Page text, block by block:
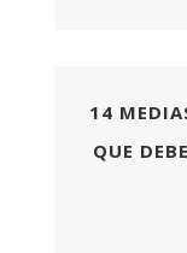
14
QUE